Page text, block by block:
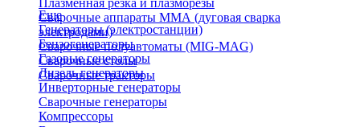
Плазменная резка и плазморезы
Сварочные аппараты ММА (дуговая сварка
электродами)
Сварочные полуавтоматы (MIG-MAG)
Сварочные столы
Сварочные тракторы
Еще
Генераторы (электростанции)
Бензогенераторы
Газовые генераторы
Дизель генераторы
Инверторные генераторы
Сварочные генераторы
Компрессоры